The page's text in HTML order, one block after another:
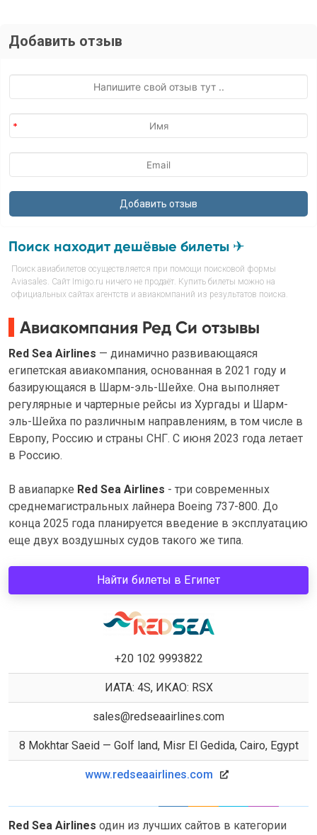
Добавить отзыв
Поиск находит дешёвые билеты ✈
Поиск авиабилетов осуществляется при помощи поисковой формы
Aviasales. Сайт Imigo.ru ничего не продаёт. Купить билеты можно на
официальных сайтах агентств и авиакомпаний из результатов поиска.
Авиакомпания Ред Си отзывы
Red Sea Airlines — динамично развивающаяся
египетская авиакомпания, основанная в 2021 году и
базирующаяся в Шарм-эль-Шейхе. Она выполняет
регулярные и чартерные рейсы из Хургады и Шарм-
эль-Шейха по различным направлениям, в том числе в
Европу, Россию и страны СНГ. С июня 2023 года летает
в Россию.
В авиапарке Red Sea Airlines - три современных
среднемагистральных лайнера Boeing 737-800. До
конца 2025 года планируется введение в эксплуатацию
еще двух воздушных судов такого же типа.
Найти билеты в Египет
+20 102 9993822
ИАТА: 4S, ИКАО: RSX
sales@redseaairlines.com
8 Mokhtar Saeid — Golf land, Misr El Gedida, Cairo, Egypt
www.redseaairlines.com
Red Sea Airlines один из лучших сайтов в категории